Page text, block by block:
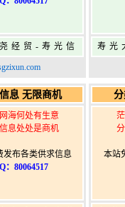
经贸-寿光信
费信息发布网-
寿光
息 无限商机
海何处有生意
息处处是商机
发布各类供求信息
：80064517
本站